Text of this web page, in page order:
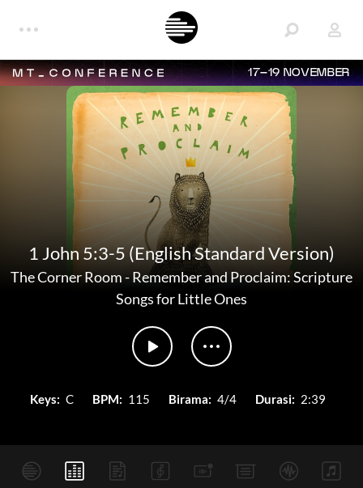
17–19 NOVEMBER
1 John 5:3-5 (English Standard Version)
The Corner Room-Remember and Proclaim: Scripture
Songs for Little Ones
Keys: C BPM: 115 Birama: 4/4 Durasi: 2:39